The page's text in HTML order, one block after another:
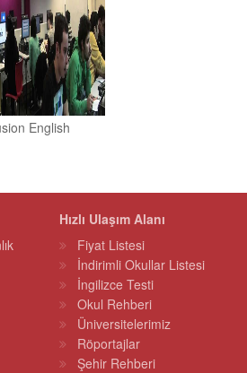
English
Hızlı Ulaşım Alanı
Fiyat Listesi
İndirimli Okullar Listesi
İngilizce Testi
Okul Rehberi
Üniversitelerimiz
Röportajlar
Şehir Rehberi